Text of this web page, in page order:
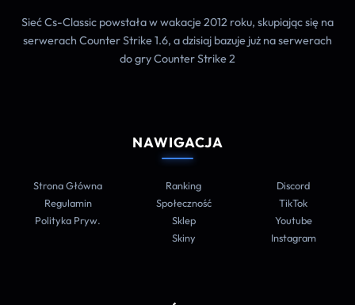
Sieć Cs-Classic powstała w wakacje 2012 roku, skupiając się na
serwerach Counter Strike 1.6, a dzisiaj bazuje już na serwerach
do gry Counter Strike 2
NAWIGACJA
Strona Główna
Regulamin
Polityka Pryw.
Ranking
Społeczność
Sklep
Skiny
Discord
TikTok
Youtube
Instagram